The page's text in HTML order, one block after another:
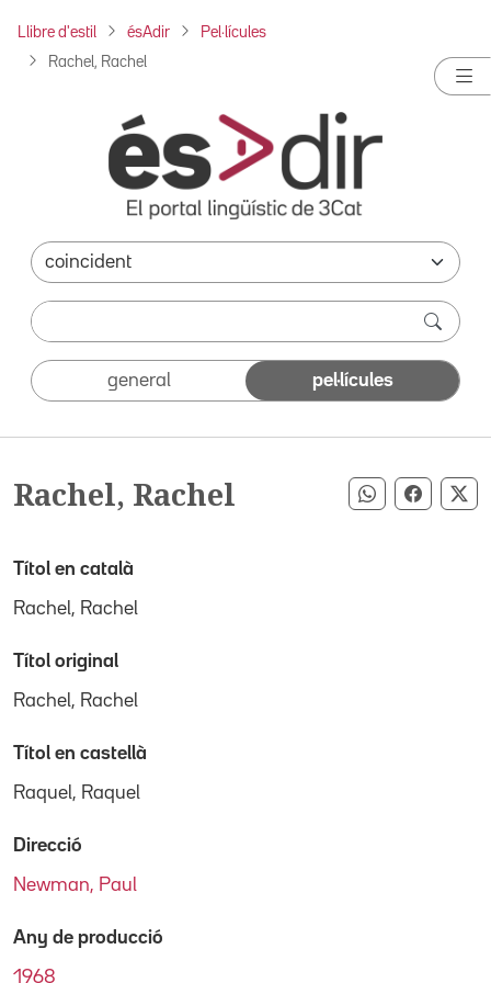
Llibre d'estil ésAdir Pel·lícules
Rachel, Rachel
general pel·lícules
Rachel, Rachel Compartir
Títol en català
Rachel, Rachel
Títol original
Rachel, Rachel
Títol en castellà
Raquel, Raquel
Direcció
Newman, Paul
Any de producció
1968